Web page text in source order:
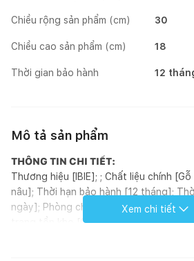
Chiều rộng sản phẩm (cm) 30
Chiều cao sản phẩm (cm) 18
Thời gian bảo hành 12
Mô tả sản phẩm
THÔNG TIN CHI TIẾT:
Thương hiệu [IBIE]; ; Chất liệu chính
nâu]; Thời hạn bảo hành [12 tháng];
ngày]; Phòng chính [Ngoài trời]; Yêu
trạng tồn kho [Có sẵn]; Phong cách
Xem chi tiết